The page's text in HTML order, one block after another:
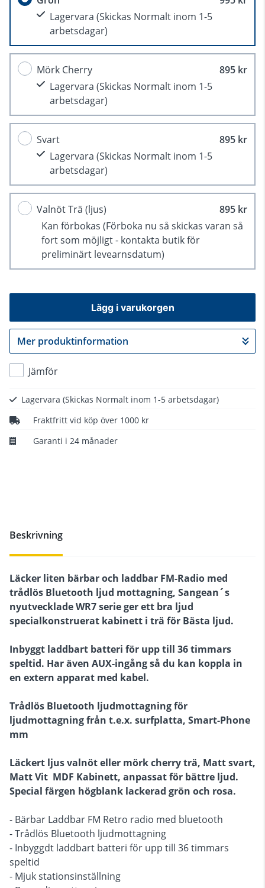
Lagervara (Skickas Normalt inom 1-5
arbetsdagar)
Mörk Cherry
895 kr
Lagervara (Skickas Normalt inom 1-5
arbetsdagar)
Svart
895 kr
Lagervara (Skickas Normalt inom 1-5
arbetsdagar)
Valnöt Trä (ljus)
895 kr
Kan förbokas (Förboka nu så skickas varan så
fort som möjligt - kontakta butik för
preliminärt levearnsdatum)
Lägg i varukorgen
Gå till kassan
Mer produktinformation
Jämför
Lagervara (Skickas Normalt inom 1-5 arbetsdagar)
Fraktfritt vid köp över 1000 kr
Garanti i 24 månader
Beskrivning
Läcker liten bärbar och laddbar FM-Radio med
trådlös Bluetooth ljud mottagning, Sangean´s
nyutvecklade WR7 serie ger ett bra ljud
specialkonstruerat kabinett i trä för Bästa ljud.
Inbyggt laddbart batteri för upp till 36 timmars
speltid. Har även AUX-ingång så du kan koppla in
en extern apparat med kabel.
Trådlös Bluetooth ljudmottagning för
ljudmottagning från t.e.x. surfplatta, Smart-Phone
mm
Läckert ljus valnöt eller mörk cherry trä, Matt svart,
Matt Vit MDF Kabinett, anpassat för bättre ljud.
Special färgen högblank lackerad grön och rosa.
- Bärbar Laddbar FM Retro radio med bluetooth
- Trådlös Bluetooth ljudmottagning
- Inbyggdt laddbart batteri för upp till 36 timmars
speltid
- Mjuk stationsinställning